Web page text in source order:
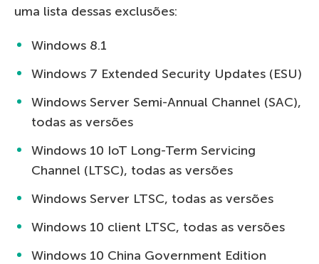
uma lista dessas exclusões:
Windows 8.1
Windows 7 Extended Security Updates (ESU)
Windows Server Semi-Annual Channel (SAC),
todas as versões
Windows 10 IoT Long-Term Servicing
Channel (LTSC), todas as versões
Windows Server LTSC, todas as versões
Windows 10 client LTSC, todas as versões
Windows 10 China Government Edition